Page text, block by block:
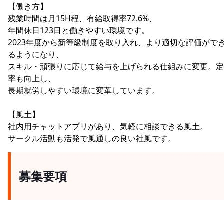
【働き方】
残業時間は月15H程、有給取得率72.6%、
年間休日123日と働きやすい環境です。
2023年度から新等級制度を取り入れ、より適切な評価がで
るようになり、
スキル・頑張りに応じて給与を上げられる仕組みに変更。
率も向上し、
長期就労しやすい環境に変革しています。
【風土】
社内用チャットアプリがあり、気軽に相談できる風土。
サークル活動も活発で風通しの良い社風です。
募集要項